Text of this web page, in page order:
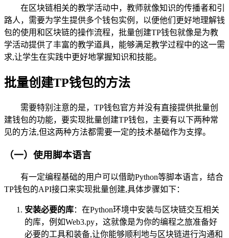
在区块链相关的教学活动中，教师就像知识的传播者和引
路人，需要为学生提供多个钱包实例，以便他们更好地理解钱
包的使用和区块链的操作流程，批量创建TP钱包就像是为教
学活动提供了丰富的教学道具，能够满足教学过程中的这一需
求,让学生在实践中更好地掌握知识和技能。
批量创建TP钱包的方法
需要特别注意的是，TP钱包官方并没有直接提供批量创
建钱包的功能，要实现批量创建TP钱包，主要有以下两种常
见的方法,但这两种方法都需要一定的技术基础作为支撑。
（一）使用脚本语言
有一定编程基础的用户可以借助Python等脚本语言，结合
TP钱包的API接口来实现批量创建,具体步骤如下：
安装必要的库：在Python环境中安装与区块链交互相关
的库，例如Web3.py，这就像是为你的编程之旅准备好
必要的工具和装备,让你能够顺利地与区块链进行沟通和